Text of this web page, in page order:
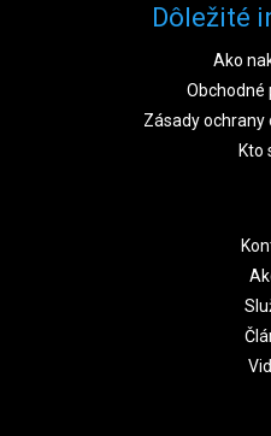
Dôležité
Ako
Obchodné
Zásady ochrany
Kto